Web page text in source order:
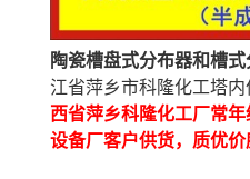
陶瓷槽盘式分布器和槽
江省萍乡市科隆化工塔内
西省萍乡科隆化工厂常
设备厂客户供货，质优价